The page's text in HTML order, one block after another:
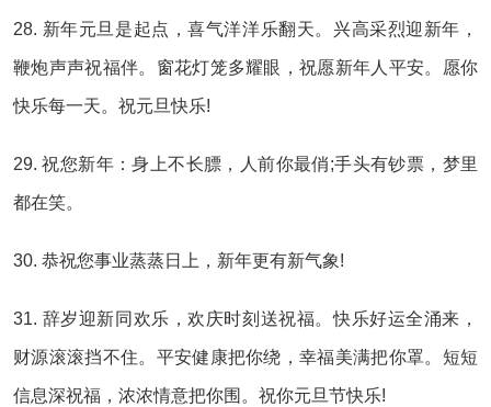
28. 新年元旦是起点，喜气洋洋乐翻天。兴高采烈迎新年，
鞭炮声声祝福伴。窗花灯笼多耀眼，祝愿新年人平安。愿你
快乐每一天。祝元旦快乐!
29. 祝您新年：身上不长膘，人前你最俏;手头有钞票，梦里
都在笑。
30. 恭祝您事业蒸蒸日上，新年更有新气象!
31. 辞岁迎新同欢乐，欢庆时刻送祝福。快乐好运全涌来，
财源滚滚挡不住。平安健康把你绕，幸福美满把你罩。短短
信息深祝福，浓浓情意把你围。祝你元旦节快乐!